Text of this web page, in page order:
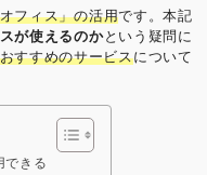
フィスやコワーキングス
オフィス” “シェアオフィ
選んだらいいの？ 〜ナ
聞いてみた 複業人事戦略
？多様な働き方が生む効
い、創業現場のリアル
年部主催) 起業を目指す
社内勉強会レポート ス
Yahoo知恵袋 法人カー
フィス」の活用です。本記
が使えるのかという疑問に
すすめのサービスについて
できる